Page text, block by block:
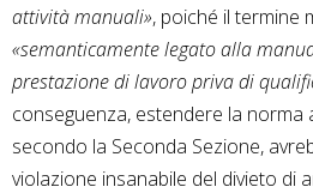
attività manuali», poiché il termine
«semanticamente legato alla
prestazione di lavoro priva di
conseguenza, estendere la norma
secondo la Seconda Sezione,
violazione insanabile del divieto di